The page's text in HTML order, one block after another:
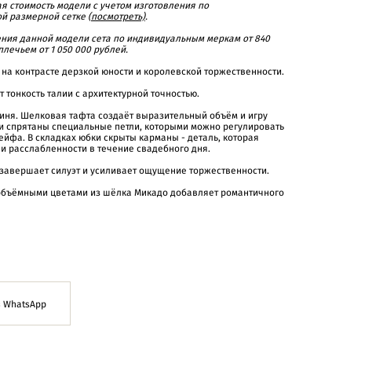
стоимость модели с учетом изготовления по
размерной сетке (посмотреть).
данной модели сета по индивидуальным меркам от 840
от 1 050 000 рублей.
контрасте дерзкой юности и королевской торжественности.
тонкость талии с архитектурной точностью.
Шелковая тафта создаёт выразительный объём и игру
спрятаны специальные петли, которыми можно регулировать
В складках юбки скрыты карманы - деталь, которая
расслабленности в течение свадебного дня.
силуэт и усиливает ощущение торжественности.
цветами из шёлка Микадо добавляет романтичного
WhatsApp